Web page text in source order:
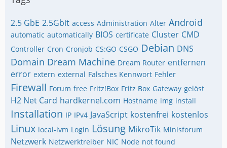
2.5 GbE 2.5Gbit access Administration Alter Android
automatic automatically BIOS certificate Cluster CMD
Controller Cron Cronjob CS:GO CSGO Debian DNS
Domain Dream Machine Dream Router entfernen
error extern external Falsches Kennwort Fehler
Firewall Forum free Fritz!Box Fritz Box Gateway gelöst
H2 Net Card hardkernel.com Hostname img install
Installation IP IPv4 JavaScript kostenfrei kostenlos
Linux local-lvm Login Lösung MikroTik Minisforum
Netzwerk Netzwerktreiber NIC Node not found